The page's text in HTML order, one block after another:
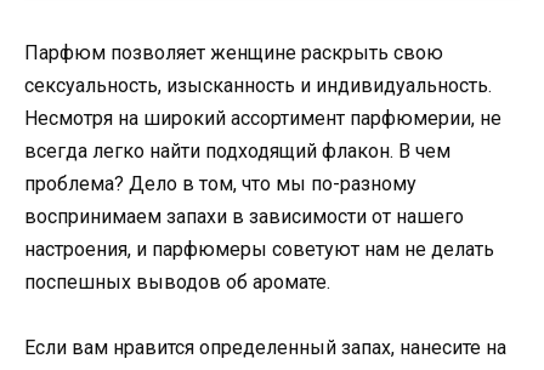
Парфюм позволяет женщине раскрыть свою
сексуальность, изысканность и индивидуальность.
Несмотря на широкий ассортимент парфюмерии, не
всегда легко найти подходящий флакон. В чем
проблема? Дело в том, что мы по-разному
воспринимаем запахи в зависимости от нашего
настроения, и парфюмеры советуют нам не делать
поспешных выводов об аромате.
Если вам нравится определенный запах, нанесите на